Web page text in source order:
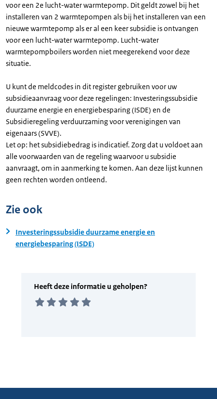
voor een 2e lucht-water warmtepomp. Dit geldt zowel bij het
installeren van 2 warmtepompen als bij het installeren van een
nieuwe warmtepomp als er al een keer subsidie is ontvangen
voor een lucht-water warmtepomp. Lucht-water
warmtepompboilers worden niet meegerekend voor deze
situatie.
U kunt de meldcodes in dit register gebruiken voor uw
subsidieaanvraag voor deze regelingen: Investeringssubsidie
duurzame energie en energiebesparing (ISDE) en de
Subsidieregeling verduurzaming voor verenigingen van
eigenaars (SVVE).
Let op: het subsidiebedrag is indicatief. Zorg dat u voldoet aan
alle voorwaarden van de regeling waarvoor u subsidie
aanvraagt, om in aanmerking te komen. Aan deze lijst kunnen
geen rechten worden ontleend.
Zie ook
Investeringssubsidie duurzame energie en
energiebesparing (ISDE)